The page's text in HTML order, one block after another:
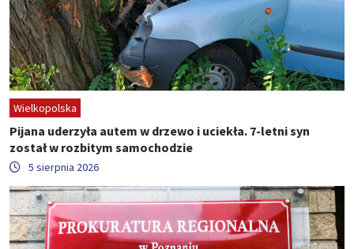
Wielkopolska
Pijana uderzyła autem w drzewo i uciekła. 7-letni syn
został w rozbitym samochodzie
5 sierpnia 2026